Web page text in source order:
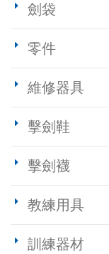
劍袋
零件
維修器具
擊劍鞋
擊劍襪
教練用具
訓練器材